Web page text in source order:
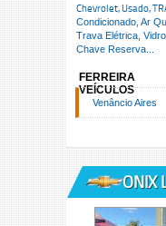
Chevrolet, Usado,
Condicionado, Ar
Trava Elétrica,
Chave Reserva...
FERREIRA
VEÍCULOS
Venâncio Aires
ONIX